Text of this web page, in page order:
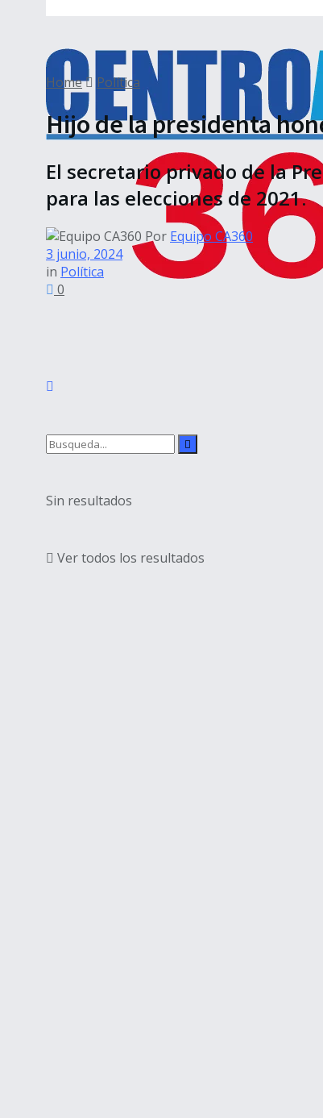
Sin resultados
Ver todos los resultados
Home Política
Hijo de la presidenta
El secretario privado de la
para las elecciones de 2021.
Por Equipo CA360
3 junio, 2024
in Política
0